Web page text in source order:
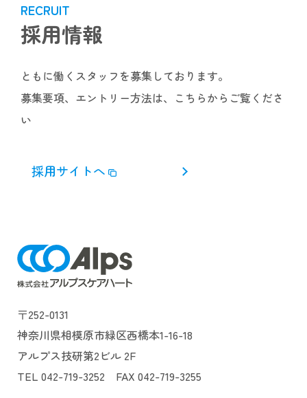
RECRUIT
採用情報
ともに働くスタッフを募集しております。
募集要項、エントリー方法は、こちらからご覧くださ
い
採用サイトへ
〒252-0131
神奈川県相模原市緑区西橋本1-16-18
アルプス技研第2ビル 2F
TEL 042-719-3252 FAX 042-719-3255